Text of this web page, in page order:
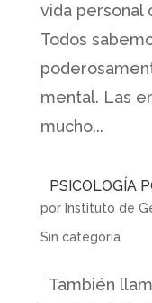
vida personal
Todos
mental. Las
mucho...
PSICOLOGÍA
por Instituto de
Sin categoría
También